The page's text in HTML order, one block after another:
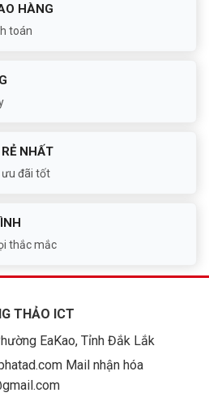
x PCIe 3.0 x16, 1 x PCIe 3.0 x4, 2 x
PCIe 3.0 x1
WIFI
CPU Fan, 3 x Chassis Fan, 1 x 24-
(30cm x 24.4cm)
Tháng
Full Box (kèm cáp SATA, sách
Quốc
HÀNG
toán
NHẤT
ưu đãi tốt
thắc mắc
THẢO ICT
EaKao, Tỉnh Đắk Lắk
Mail nhận hóa